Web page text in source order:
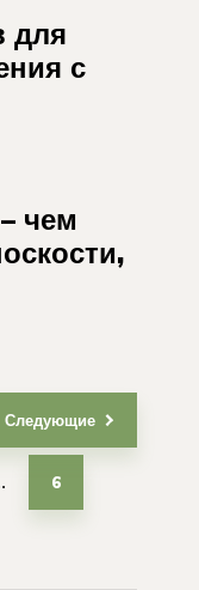
для
с
чем
6
Следующие